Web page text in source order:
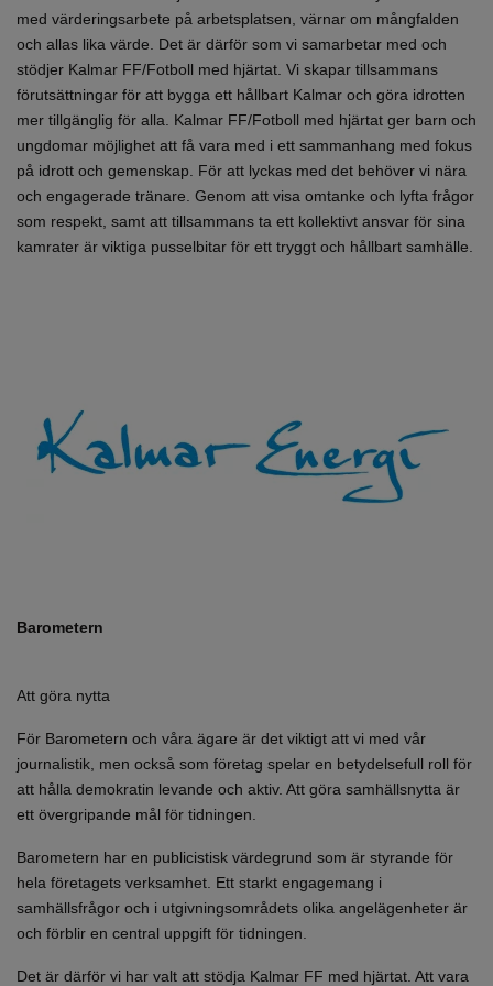
med värderingsarbete på arbetsplatsen, värnar om mångfalden
och allas lika värde. Det är därför som vi samarbetar med och
stödjer Kalmar FF/Fotboll med hjärtat. Vi skapar tillsammans
förutsättningar för att bygga ett hållbart Kalmar och göra idrotten
mer tillgänglig för alla. Kalmar FF/Fotboll med hjärtat ger barn och
ungdomar möjlighet att få vara med i ett sammanhang med fokus
på idrott och gemenskap. För att lyckas med det behöver vi nära
och engagerade tränare. Genom att visa omtanke och lyfta frågor
som respekt, samt att tillsammans ta ett kollektivt ansvar för sina
kamrater är viktiga pusselbitar för ett tryggt och hållbart samhälle.
Barometern
Att göra nytta
För Barometern och våra ägare är det viktigt att vi med vår
journalistik, men också som företag spelar en betydelsefull roll för
att hålla demokratin levande och aktiv. Att göra samhällsnytta är
ett övergripande mål för tidningen.
Barometern har en publicistisk värdegrund som är styrande för
hela företagets verksamhet. Ett starkt engagemang i
samhällsfrågor och i utgivningsområdets olika angelägenheter är
och förblir en central uppgift för tidningen.
Det är därför vi har valt att stödja Kalmar FF med hjärtat. Att vara